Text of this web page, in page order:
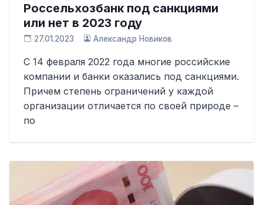
Россельхозбанк под санкциями
или нет в 2023 году
27.01.2023 Александр Новиков
С 14 февраля 2022 года многие российские
компании и банки оказались под санкциями.
Причем степень ограничений у каждой
организации отличается по своей природе –
по